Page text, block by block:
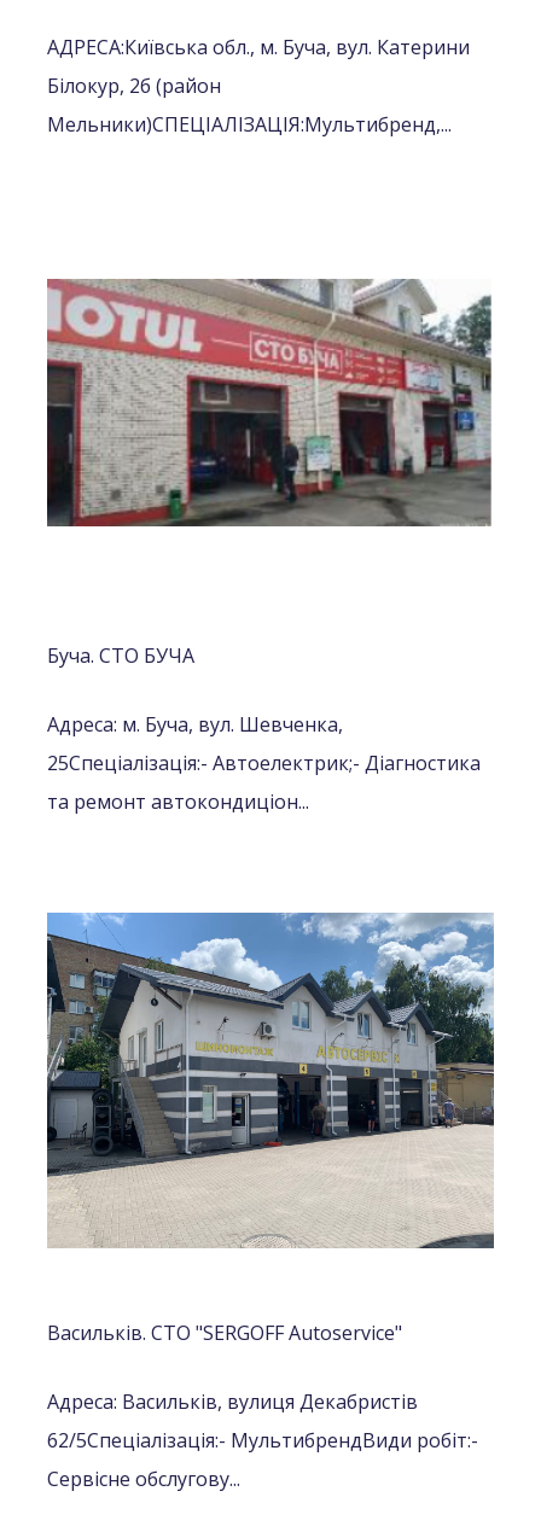
АДРЕСА:Київська обл., м. Буча, вул. Катерини
Білокур, 2б (район
Мельники)СПЕЦІАЛІЗАЦІЯ:Мультибренд,...
Буча. СТО БУЧА
Адреса: м. Буча, вул. Шевченка,
25Спеціалізація:- Автоелектрик;- Діагностика
та ремонт автокондиціон...
Васильків. СТО "SERGOFF Autoservice"
Адреса: Васильків, вулиця Декабристів
62/5Спеціалізація:- МультибрендВиди робіт:-
Сервісне обслугову...